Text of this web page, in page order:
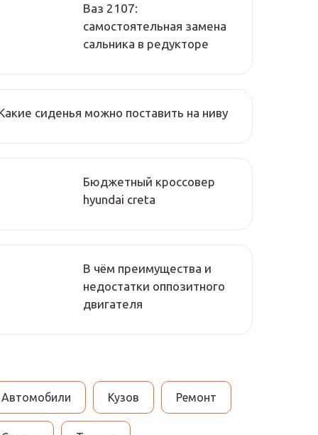
Ваз 2107:
самостоятельная замена
сальника в редукторе
сиденья можно поставить на ниву
Бюджетный кроссовер
hyundai creta
В чём преимущества и
недостатки оппозитного
двигателя
Автомобили Кузов Ремонт